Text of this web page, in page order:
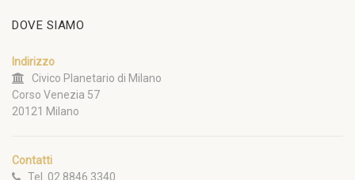
DOVE SIAMO
Indirizzo
Civico Planetario di Milano
Corso Venezia 57
20121 Milano
Contatti
Tel. 02 8846 3340